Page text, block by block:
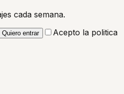
cada semana.
Quiero entrar
Acepto la politica